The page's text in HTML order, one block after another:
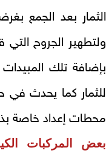
الثمار بعد الجمع
ولتطهير الجروح
بإضافة تلك
للثمار كما يحدث في
محطات إعداد خاصة
بعض المركبات